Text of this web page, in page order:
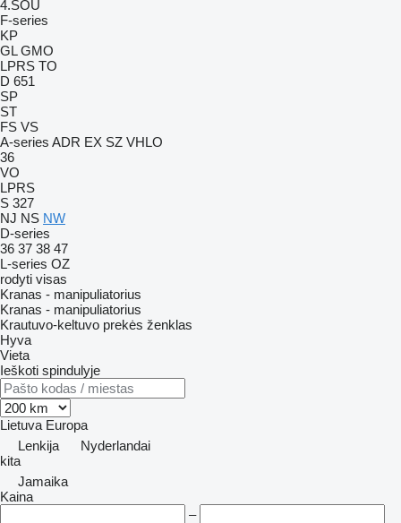
4.SOU
F-series
KP
GL GMO
LPRS TO
D 651
SP
ST
FS VS
A-series ADR EX SZ VHLO
36
VO
LPRS
S 327
NJ NS NW
D-series
36 37 38 47
L-series OZ
rodyti visas
Kranas - manipuliatorius
Kranas - manipuliatorius
Krautuvo-keltuvo prekės ženklas
Hyva
Vieta
Ieškoti spindulyje
Lietuva Europa
Lenkija
Nyderlandai
kita
Jamaika
Kaina
–